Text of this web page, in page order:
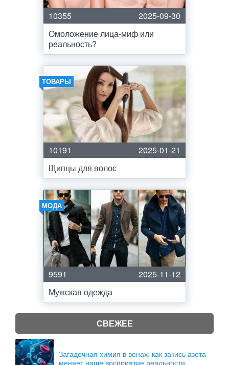
10355
2025-09-30
Омоложение лица-миф или
реальность?
ТОВАРЫ
10191
2025-01-21
Щипцы для волос
МОДА
9591
2025-11-12
Мужская одежда
СВЕЖЕЕ
Загадочная химия в венах: как закись азота
меняет наше восприятие реальности